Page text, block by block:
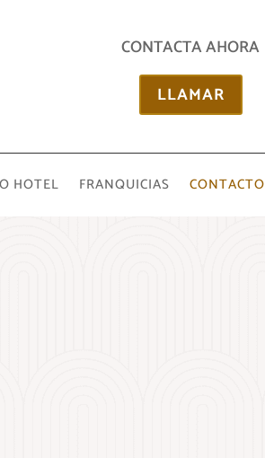
CONTACTA AHORA
LLAMAR
HOTEL FRANQUICIAS CONTACTO